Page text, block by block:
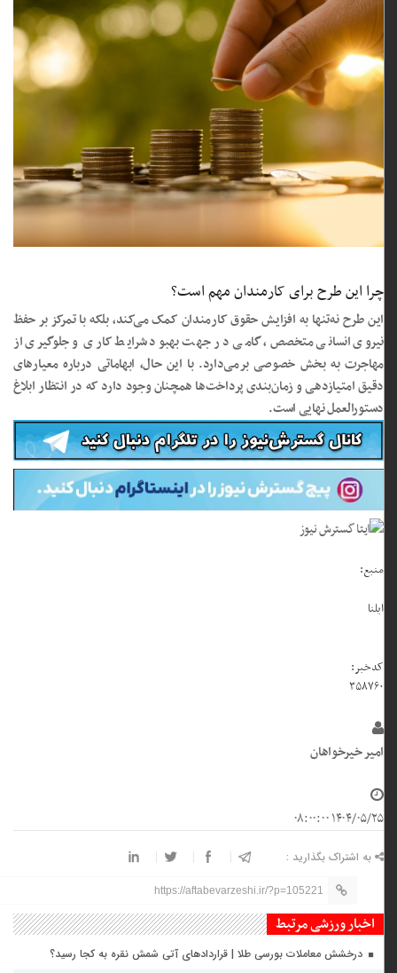
چرا این طرح برای کارمندان مهم است؟
این طرح نه‌تنها به افزایش حقوق کارمندان کمک می‌کند، بلکه با تمرکز بر حفظ
نیروی انسانی متخصص، گامی در جهت بهبود شرایط کاری و جلوگیری از
مهاجرت به بخش خصوصی برمی‌دارد. با این حال، ابهاماتی درباره معیارهای
دقیق امتیازدهی و زمان‌بندی پرداخت‌ها همچنان وجود دارد که در انتظار ابلاغ
دستورالعمل نهایی است.
منبع:
ایلنا
کدخبر:
۳۵۸۷۶۰
امیر خیرخواهان
۱۴۰۴/۰۵/۲۵ ۰۸:۰۰:۰۰
به اشتراک بگذارید :
https://aftabevarzeshi.ir/?p=105221
اخبار ورزشی مرتبط
درخشش معاملات بورسی طلا | قراردادهای آتی شمش نقره به کجا رسید؟